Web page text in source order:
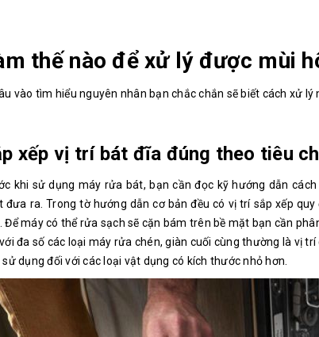
thế nào để xử lý được mùi
vào tìm hiểu nguyên nhân bạn chắc chắn sẽ biết cách xử
xếp vị trí bát đĩa đúng theo tiêu
khi sử dụng máy rửa bát, bạn cần đọc kỹ hướng dẫn
đưa ra. Trong tờ hướng dẫn cơ bản đều có vị trí sắp xếp
Để máy có thể rửa sạch sẽ cặn bám trên bề mặt bạn cần
đa số các loại máy rửa chén, giàn cuối cùng thường là vị
dụng đối với các loại vật dụng có kích thước nhỏ hơn.